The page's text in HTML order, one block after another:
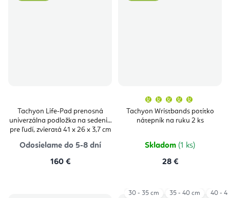
Tachyon Life-Pad prenosná
univerzálna podložka na sedenie
pre ľudí, zvieratá 41 x 26 x 3,7 cm
Odosielame do 5-8 dní
160 €
Tachyon Wristbands potítko
nátepník na ruku 2 ks
produktu
je
5,0
Skladom (1 ks)
28 €
30 - 35 cm 35 - 40 cm 40 -